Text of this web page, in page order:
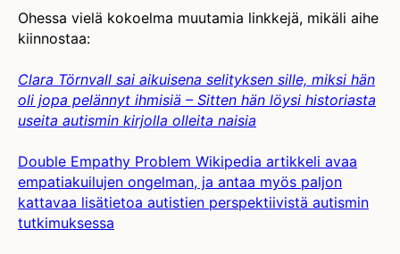
Ohessa vielä kokoelma muutamia linkkejä, mikäli aihe
kiinnostaa:
Clara Törnvall sai aikuisena selityksen sille, miksi hän
oli jopa pelännyt ihmisiä – Sitten hän löysi historiasta
useita autismin kirjolla olleita naisia
Double Empathy Problem Wikipedia artikkeli avaa
empatiakuilujen ongelman, ja antaa myös paljon
kattavaa lisätietoa autistien perspektiivistä autismin
tutkimuksessa